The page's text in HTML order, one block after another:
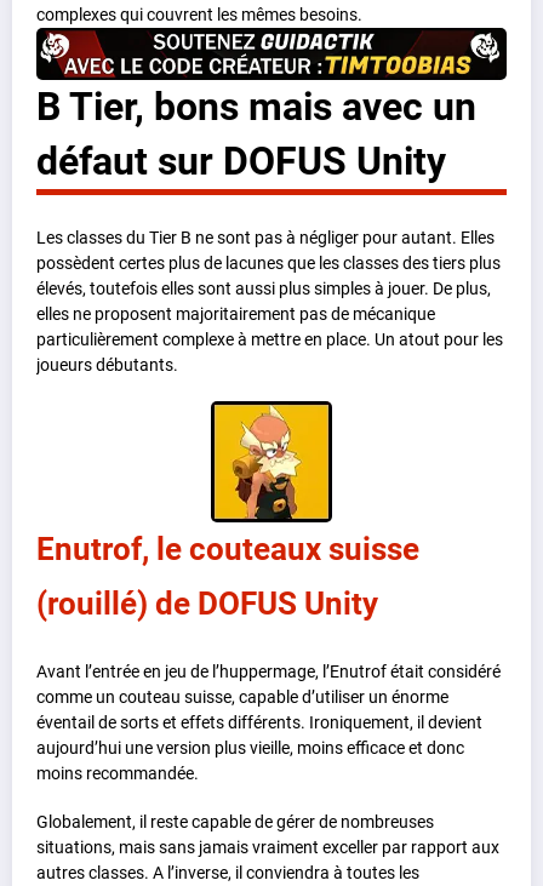
complexes qui couvrent les mêmes besoins.
B Tier, bons mais avec un
défaut sur DOFUS Unity
Les classes du Tier B ne sont pas à négliger pour autant. Elles
possèdent certes plus de lacunes que les classes des tiers plus
élevés, toutefois elles sont aussi plus simples à jouer. De plus,
elles ne proposent majoritairement pas de mécanique
particulièrement complexe à mettre en place. Un atout pour les
joueurs débutants.
Enutrof, le couteaux suisse
(rouillé) de DOFUS Unity
Avant l’entrée en jeu de l’huppermage, l’Enutrof était considéré
comme un couteau suisse, capable d’utiliser un énorme
éventail de sorts et effets différents. Ironiquement, il devient
aujourd’hui une version plus vieille, moins efficace et donc
moins recommandée.
Globalement, il reste capable de gérer de nombreuses
situations, mais sans jamais vraiment exceller par rapport aux
autres classes. A l’inverse, il conviendra à toutes les